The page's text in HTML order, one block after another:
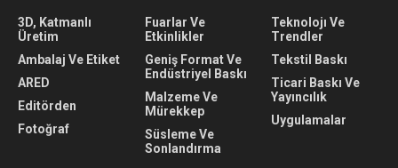
3D, Katmanlı
Üretim
Ambalaj Ve Etiket
ARED
Editörden
Fotoğraf
Fuarlar Ve
Etkinlikler
Geniş Format Ve
Endüstriyel Baskı
Malzeme Ve
Mürekkep
Süsleme Ve
Sonlandırma
Teknolojı Ve
Trendler
Tekstil Baskı
Ticari Baskı Ve
Yayıncılık
Uygulamalar